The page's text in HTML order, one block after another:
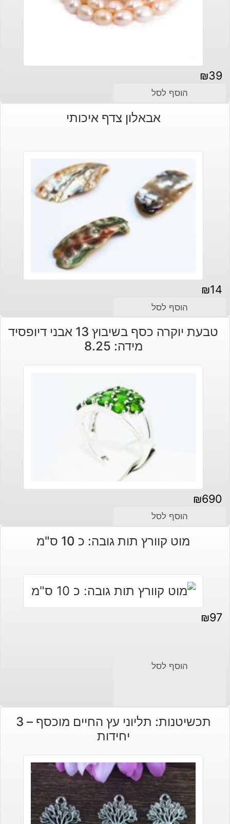
₪39
הוסף לסל
אבאלון צדף איכותי
₪14
הוסף לסל
טבעת יוקרה כסף בשיבוץ 13 אבני דיופסיד
מידה: 8.25
₪690
הוסף לסל
מוט קוורץ תות גובה: כ 10 ס"מ
₪97
הוסף לסל
תכשיטנות: תליוני עץ החיים מוכסף – 3
יחידות